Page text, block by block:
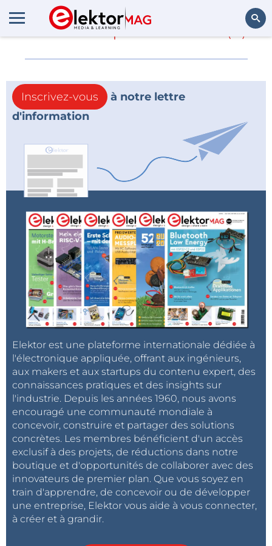
En savoir plus sur
Inscrivez-vous
à notre lettre
d'information
Elektor est une plateforme internationale dédiée à
l'électronique appliquée, offrant aux ingénieurs,
aux makers et aux startups du contenu expert, des
connaissances pratiques et des insights sur
l'industrie. Depuis les années 1960, nous avons
encouragé une communauté mondiale à
concevoir, construire et partager des solutions
concrètes. Les membres bénéficient d'un accès
exclusif à des projets, de réductions dans notre
boutique et d'opportunités de collaborer avec des
innovateurs de premier plan. Que vous soyez en
train d'apprendre, de concevoir ou de développer
une entreprise, Elektor vous aide à vous connecter,
à créer et à grandir.